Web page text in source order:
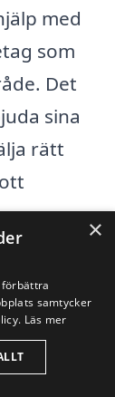
med
som
Det
sina
rätt
×
förbättra
samtycker
Läs mer